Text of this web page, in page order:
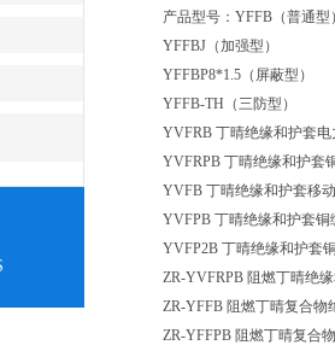
产品型号：YFFB（普通
YFFBJ（加强型）
YFFBP8*1.5（屏蔽型）
YFFB-TH（三防型）
YVFRB 丁晴绝缘和护套
YVFRPB 丁晴绝缘和护套
YVFB 丁晴绝缘和护套移
YVFPB 丁晴绝缘和护套
YVFP2B 丁晴绝缘和护套
ZR-YVFRPB 阻燃丁晴绝
ZR-YFFB 阻燃丁晴复合
ZR-YFFPB 阻燃丁晴复合